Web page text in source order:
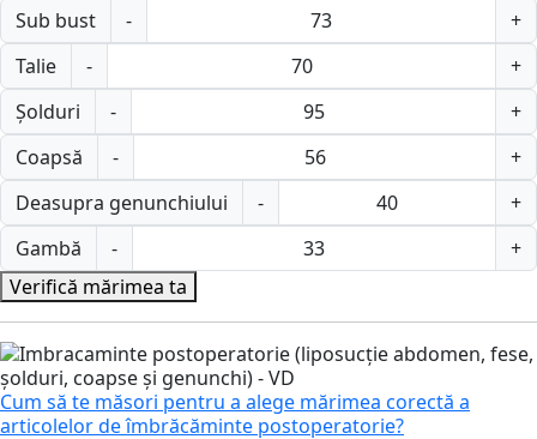
Sub bust
-
+
Talie
-
+
Șolduri
-
+
Coapsă
-
+
Deasupra genunchiului
-
+
Gambă
-
+
Verifică mărimea ta
Cum să te măsori pentru a alege mărimea corectă a
articolelor de îmbrăcăminte postoperatorie?